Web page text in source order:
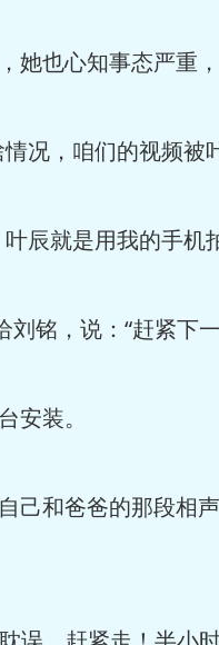
也心知事态严重
况，咱们的视频被
辰就是用我的手机
铭，说：“赶紧下
安装。
己和爸爸的那段相